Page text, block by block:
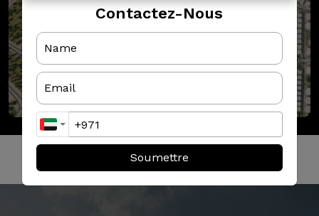
PROJETVIDÉO
Contactez-Nous
Soumettre